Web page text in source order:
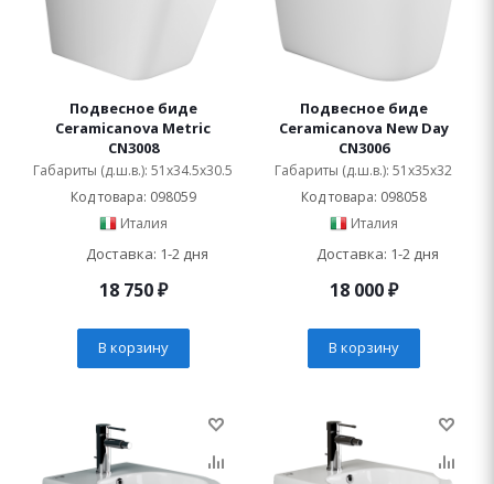
Подвесное биде
Ceramicanova Metric
CN3008
Габариты (д.ш.в.): 51x34.5x30.5
Код товара: 098059
Италия
Доставка: 1-2 дня
18 750₽
В корзину
Подвесное биде
Ceramicanova New Day
CN3006
Габариты (д.ш.в.): 51x35x32
Код товара: 098058
Италия
Доставка: 1-2 дня
18 000₽
В корзину